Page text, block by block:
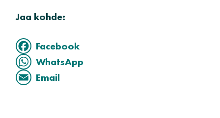
Jaa kohde:
Facebook
WhatsApp
Email